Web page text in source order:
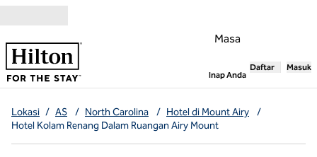
Masa
Inap Anda,Membuka
Daftar Masuk
Lokasi / AS / North Carolina / Hotel di Mount Airy
/
Hotel Kolam Renang Dalam Ruangan Airy Mount